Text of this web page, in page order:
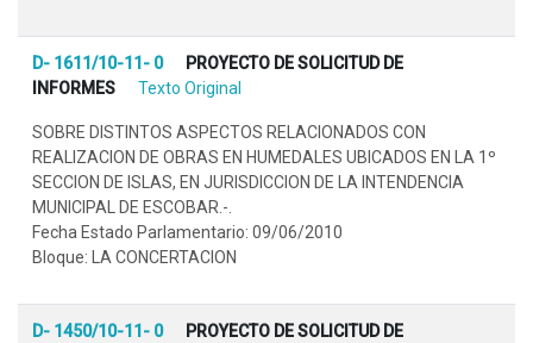
D- 1611/10-11- 0
PROYECTO DE SOLICITUD DE
INFORMES
Texto Original
SOBRE DISTINTOS ASPECTOS RELACIONADOS CON
REALIZACION DE OBRAS EN HUMEDALES UBICADOS EN LA 1º
SECCION DE ISLAS, EN JURISDICCION DE LA INTENDENCIA
MUNICIPAL DE ESCOBAR.-.
Fecha Estado Parlamentario: 09/06/2010
Bloque: LA CONCERTACION
D- 1450/10-11- 0
PROYECTO DE SOLICITUD DE